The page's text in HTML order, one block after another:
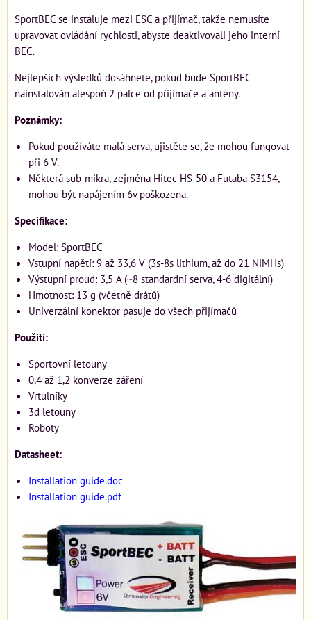
SportBEC se instaluje mezi ESC a přijímač, takže nemusíte
upravovat ovládání rychlosti, abyste deaktivovali jeho interní
BEC.
Nejlepších výsledků dosáhnete, pokud bude SportBEC
nainstalován alespoň 2 palce od přijímače a antény.
Poznámky:
Pokud používáte malá serva, ujistěte se, že mohou fungovat
při 6 V.
Některá sub-mikra, zejména Hitec HS-50 a Futaba S3154,
mohou být napájením 6v poškozena.
Specifikace:
Model: SportBEC
Vstupní napětí: 9 až 33,6 V (3s-8s lithium, až do 21 NiMHs)
Výstupní proud: 3,5 A (~8 standardní serva, 4-6 digitální)
Hmotnost: 13 g (včetně drátů)
Univerzální konektor pasuje do všech přijímačů
Použití:
Sportovní letouny
0,4 až 1,2 konverze záření
Vrtulníky
3d letouny
Roboty
Datasheet:
Installation guide.doc
Installation guide.pdf